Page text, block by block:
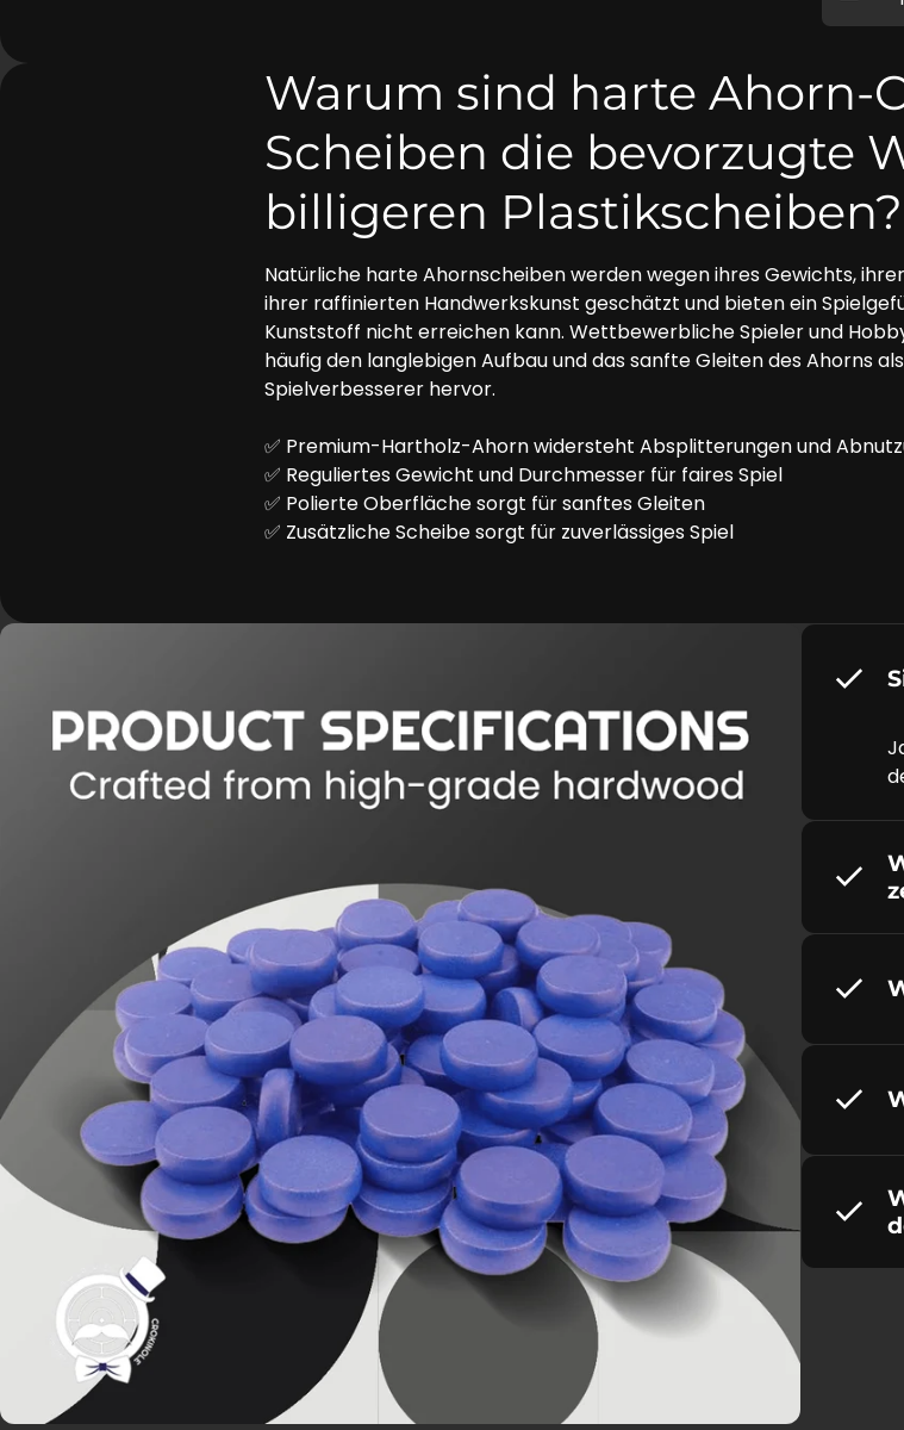
Warum sind harte Ahorn-
Scheiben die bevorzugte
billigeren Plastikscheiben?
Natürliche harte Ahornscheiben werden wegen ihres Gewichts,
ihrer raffinierten Handwerkskunst geschätzt und bieten ein
Kunststoff nicht erreichen kann. Wettbewerbliche Spieler und
häufig den langlebigen Aufbau und das sanfte Gleiten des Ahorns
Spielverbesserer hervor.
✅ Premium-Hartholz-Ahorn widersteht Absplitterungen und
✅ Reguliertes Gewicht und Durchmesser für faires Spiel
✅ Polierte Oberfläche sorgt für sanftes Gleiten
✅ Zusätzliche Scheibe sorgt für zuverlässiges Spiel